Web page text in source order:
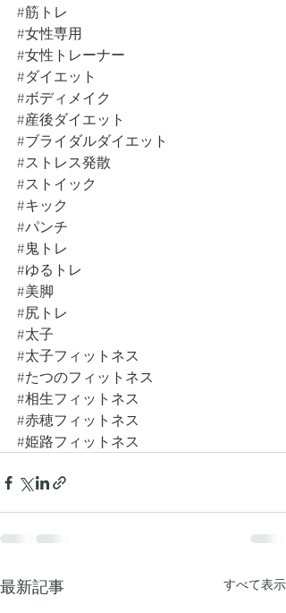
#筋トレ
#女性専用
#女性トレーナー
#ダイエット
#ボディメイク
#産後ダイエット
#ブライダルダイエット
#ストレス発散
#ストイック
#キック
#パンチ
#鬼トレ
#ゆるトレ
#美脚
#尻トレ
#太子
#太子フィットネス
#たつのフィットネス
#相生フィットネス
#赤穂フィットネス
#姫路フィットネス
最新記事 すべて表示